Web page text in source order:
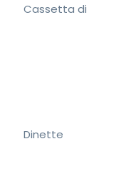
Cassetta di
Dinette